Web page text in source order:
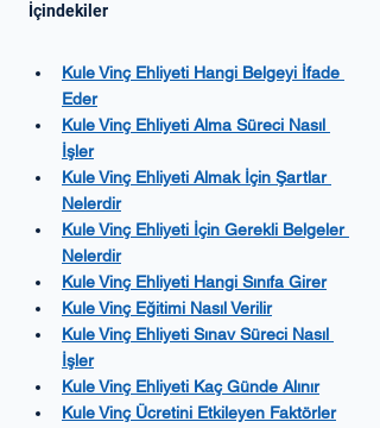
İçindekiler
Kule Vinç Ehliyeti Hangi Belgeyi İfade
Eder
Kule Vinç Ehliyeti Alma Süreci Nasıl
İşler
Kule Vinç Ehliyeti Almak İçin Şartlar
Nelerdir
Kule Vinç Ehliyeti İçin Gerekli Belgeler
Nelerdir
Kule Vinç Ehliyeti Hangi Sınıfa Girer
Kule Vinç Eğitimi Nasıl Verilir
Kule Vinç Ehliyeti Sınav Süreci Nasıl
İşler
Kule Vinç Ehliyeti Kaç Günde Alınır
Kule Vinç Ücretini Etkileyen Faktörler